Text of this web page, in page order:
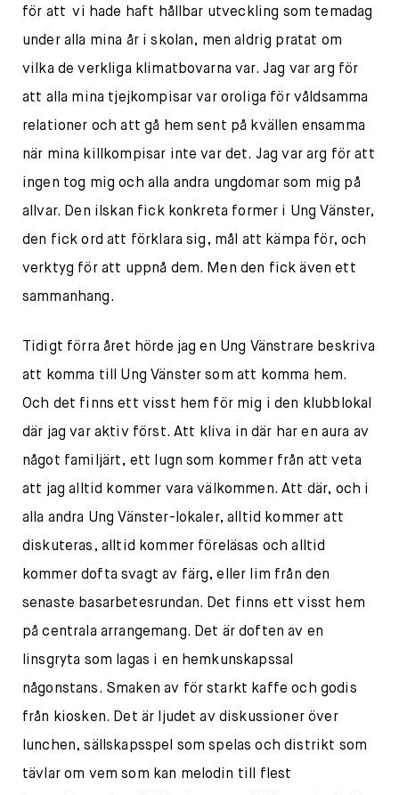
för att vi hade haft hållbar utveckling som temadag
under alla mina år i skolan, men aldrig pratat om
vilka de verkliga klimatbovarna var. Jag var arg för
att alla mina tjejkompisar var oroliga för våldsamma
relationer och att gå hem sent på kvällen ensamma
när mina killkompisar inte var det. Jag var arg för att
ingen tog mig och alla andra ungdomar som mig på
allvar. Den ilskan fick konkreta former i Ung Vänster,
den fick ord att förklara sig, mål att kämpa för, och
verktyg för att uppnå dem. Men den fick även ett
sammanhang.
Tidigt förra året hörde jag en Ung Vänstrare beskriva
att komma till Ung Vänster som att komma hem.
Och det finns ett visst hem för mig i den klubblokal
där jag var aktiv först. Att kliva in där har en aura av
något familjärt, ett lugn som kommer från att veta
att jag alltid kommer vara välkommen. Att där, och i
alla andra Ung Vänster-lokaler, alltid kommer att
diskuteras, alltid kommer föreläsas och alltid
kommer dofta svagt av färg, eller lim från den
senaste basarbetesrundan. Det finns ett visst hem
på centrala arrangemang. Det är doften av en
linsgryta som lagas i en hemkunskapssal
någonstans. Smaken av för starkt kaffe och godis
från kiosken. Det är ljudet av diskussioner över
lunchen, sällskapsspel som spelas och distrikt som
tävlar om vem som kan melodin till flest